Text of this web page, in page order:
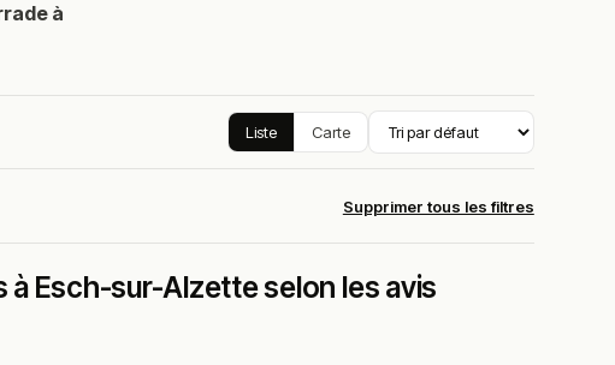
à
Liste Carte
Supprimer tous les filtres
Esch-sur-Alzette selon les avis